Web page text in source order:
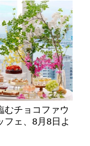
むチョコファウ
フェ、8月8日よ